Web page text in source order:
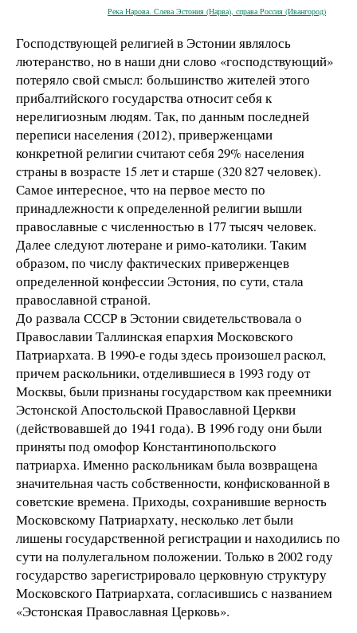
Река Нарова. Слева Эстония (Нарва), справа Россия (Ивангород)
Господствующей религией в Эстонии являлось
лютеранство, но в наши дни слово «господствующий»
потеряло свой смысл: большинство жителей этого
прибалтийского государства относит себя к
нерелигиозным людям. Так, по данным последней
переписи населения (2012), приверженцами
конкретной религии считают себя 29% населения
страны в возрасте 15 лет и старше (320 827 человек).
Самое интересное, что на первое место по
принадлежности к определенной религии вышли
православные с численностью в 177 тысяч человек.
Далее следуют лютеране и римо-католики. Таким
образом, по числу фактических приверженцев
определенной конфессии Эстония, по сути, стала
православной страной.
До развала СССР в Эстонии свидетельствовала о
Православии Таллинская епархия Московского
Патриархата. В 1990-е годы здесь произошел раскол,
причем раскольники, отделившиеся в 1993 году от
Москвы, были признаны государством как преемники
Эстонской Апостольской Православной Церкви
(действовавшей до 1941 года). В 1996 году они были
приняты под омофор Константинопольского
патриарха. Именно раскольникам была возвращена
значительная часть собственности, конфискованной в
советские времена. Приходы, сохранившие верность
Московскому Патриархату, несколько лет были
лишены государственной регистрации и находились по
сути на полулегальном положении. Только в 2002 году
государство зарегистрировало церковную структуру
Московского Патриархата, согласившись с названием
«Эстонская Православная Церковь».